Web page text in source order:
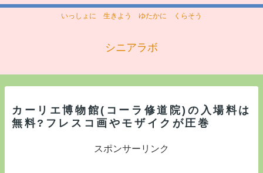
いっしょに 生きよう ゆたかに くらそう
シニアラボ
カーリエ博物館(コーラ修道院)の入場料は
無料?フレスコ画やモザイクが圧巻
スポンサーリンク